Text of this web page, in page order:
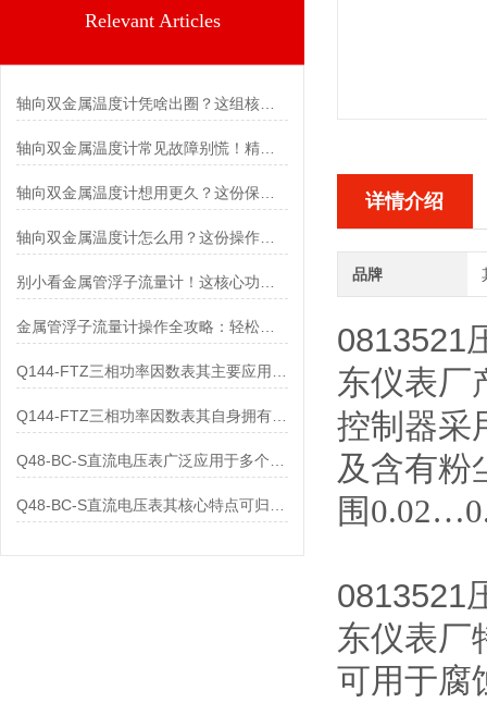
Relevant Articles
轴向双金属温度计凭啥出圈？这组核心特点给出了答案
轴向双金属温度计常见故障别慌！精准定位，轻松搞定难题
轴向双金属温度计怎么用？这份操作指南，新手也能快速拿捏！
金属管浮子流量计操作全攻略：轻松拿捏，精准掌控每一步！
Q144-FTZ三相功率因数表其自身拥有怎样的功能呢？
详情介绍
品牌
0813521
东仪表厂
控制器采
及含有粉
围
0813521
东仪表厂
可用于腐